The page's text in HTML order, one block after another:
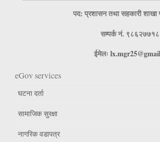
पद: प्रशासन तथा सहकारी
सम्पर्क नं.
ईमेलः
eGov services
घटना दर्ता
सामाजिक सुरक्षा
नागरिक वडापत्र